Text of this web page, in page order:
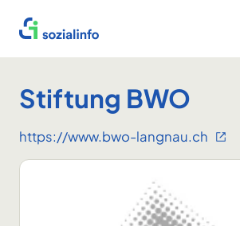
Sozialinfo
Stiftung BWO
https://www.bwo-langnau.ch